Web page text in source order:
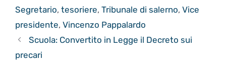
Segretario, tesoriere, Tribunale di salerno, Vice
presidente, Vincenzo Pappalardo
Scuola: Convertito in Legge il Decreto sui
precari